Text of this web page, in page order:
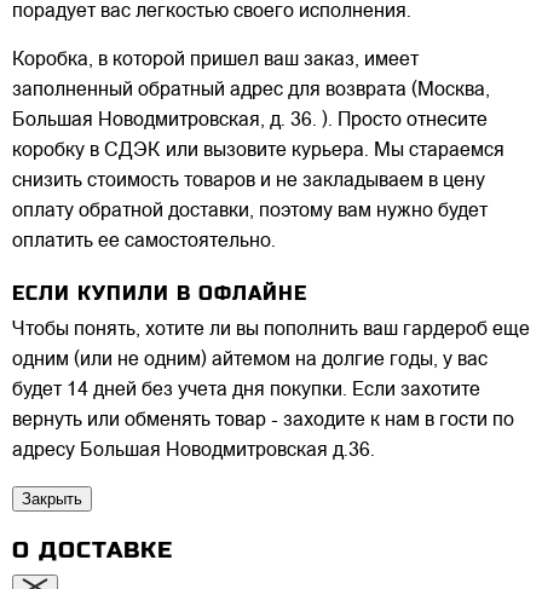
порадует вас легкостью своего исполнения.
Коробка, в которой пришел ваш заказ, имеет
заполненный обратный адрес для возврата (Москва,
Большая Новодмитровская, д. 36. ). Просто отнесите
коробку в СДЭК или вызовите курьера. Мы стараемся
снизить стоимость товаров и не закладываем в цену
оплату обратной доставки, поэтому вам нужно будет
оплатить ее самостоятельно.
ЕСЛИ КУПИЛИ В ОФЛАЙНЕ
Чтобы понять, хотите ли вы пополнить ваш гардероб еще
одним (или не одним) айтемом на долгие годы, у вас
будет 14 дней без учета дня покупки. Если захотите
вернуть или обменять товар - заходите к нам в гости по
адресу Большая Новодмитровская д.36.
Закрыть
О ДОСТАВКЕ